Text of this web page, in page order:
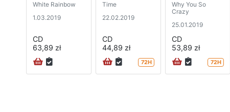
White Rainbow
1.03.2019
CD
63,89 zł
Time
22.02.2019
CD
44,89 zł
72H
Why You So
Crazy
25.01.2019
CD
53,89 zł
72H